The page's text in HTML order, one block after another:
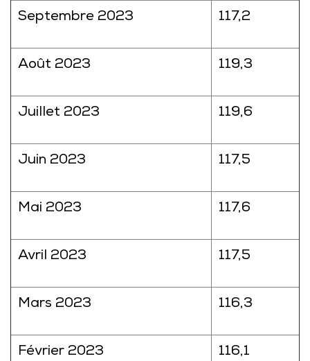
Septembre 2023 117,2
Août 2023 119,3
Juillet 2023 119,6
Juin 2023 117,5
Mai 2023 117,6
Avril 2023 117,5
Mars 2023 116,3
Février 2023 116,1